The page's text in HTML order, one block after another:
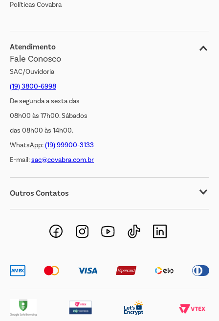
Cliente Bem Estar
Jornal de Ofertas
Transparência Salarial
Políticas Covabra
Atendimento
Fale Conosco
SAC/Ouvidoria
(19) 3800-6998
De segunda a sexta das
08h00 às 17h00. Sábados
das 08h00 às 14h00.
WhatsApp:(19) 99900-3133
E-mail:sac@covabra.com.br
Outros Contatos
Negócios Imobiliários
Novos Fornecedores